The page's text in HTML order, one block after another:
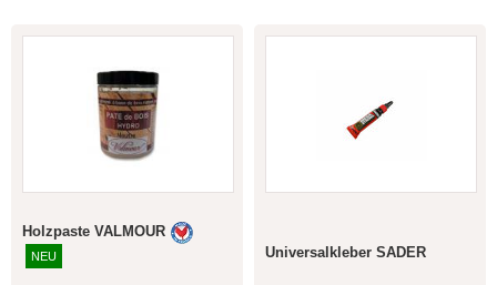
Holzpaste VALMOUR
NEU Universalkleber SADER